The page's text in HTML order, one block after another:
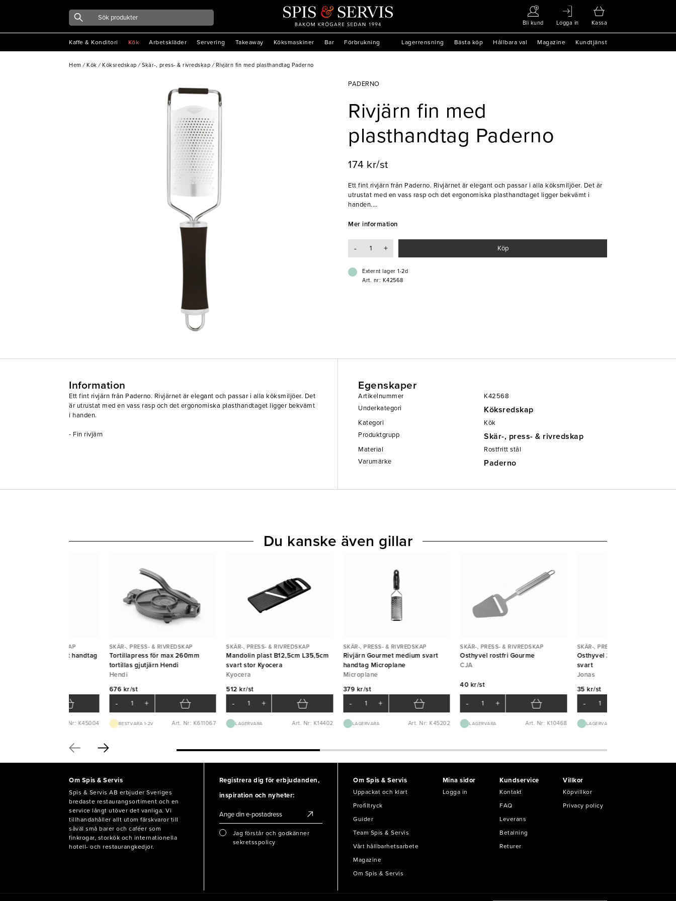
Bli kund Logga in Kassa
Kaffe & Konditori Kök Arbetskläder Servering Takeaway Köksmaskiner Bar Förbrukning Lagerrensning Bästa köp Hållbara val Magazine Kundtjänst
Hem / Kök / Köksredskap / Skär-, press- & rivredskap / Rivjärn fin med plasthandtag Paderno
PADERNO
Rivjärn fin med
plasthandtag Paderno
174 kr/st
Ett fint rivjärn från Paderno. Rivjärnet är elegant och passar i alla köksmiljöer. Det är
utrustat med en vass rasp och det ergonomiska plasthandtaget ligger bekvämt i
handen.
- Fin rivjärn
Mer information
- + Köp
Externt lager 1-2d
Art. nr: K42568
Information
Ett fint rivjärn från Paderno. Rivjärnet är elegant och passar i alla köksmiljöer. Det
är utrustat med en vass rasp och det ergonomiska plasthandtaget ligger bekvämt
i handen.
- Fin rivjärn
Egenskaper
Artikelnummer
K42568
Underkategori
Köksredskap
Kategori
Kök
Produktgrupp
Skär-, press- & rivredskap
Material
Rostfritt stål
Varumärke
Paderno
, PRESS- & RIVREDSKAP
Gourmet fin svart handtag
Art. Nr: K45004
SKÄR-, PRESS- & RIVREDSKAP
Tortillapress för max 260mm
tortillas gjutjärn Hendi
Hendi
676 kr/st
- +
BEST.VARA 1-2V Art. Nr: K611067
SKÄR-, PRESS- & RIVREDSKAP
Mandolin plast B12,5cm L35,5cm
svart stor Kyocera
Kyocera
512 kr/st
- +
LAGERVARA Art. Nr: K14402
SKÄR-, PRESS- & RIVREDSKAP
Rivjärn Gourmet medium svart
handtag Microplane
Microplane
379 kr/st
- +
LAGERVARA Art. Nr: K45202
SKÄR-, PRESS- & RIVREDSKAP
Osthyvel rostfri Gourme
CJA
40 kr/st
- +
LAGERVARA Art. Nr: K10468
SKÄR-, PRESS- & RIVREDSKAP
Osthyvel 22cm plasthandtag
svart
Jonas
35 kr/st
-
LAGERVARA
Du kanske även gillar
Om Spis & Servis
Spis & Servis AB erbjuder Sveriges
bredaste restaurangsortiment och en
service långt utöver det vanliga. Vi
tillhandahåller allt utom färskvaror till
såväl små barer och caféer som
finkrogar, storkök och internationella
hotell- och restaurangkedjor.
Registrera dig för erbjudanden,
inspiration och nyheter:
Jag förstår och godkänner
sekretsspolicy
Om Spis & Servis
Uppackat och klart
Profiltryck
Guider
Team Spis & Servis
Vårt hållbarhetsarbete
Magazine
Om Spis & Servis
Mina sidor
Logga in
Kundservice
Kontakt
FAQ
Leverans
Betalning
Returer
Villkor
Köpvillkor
Privacy policy